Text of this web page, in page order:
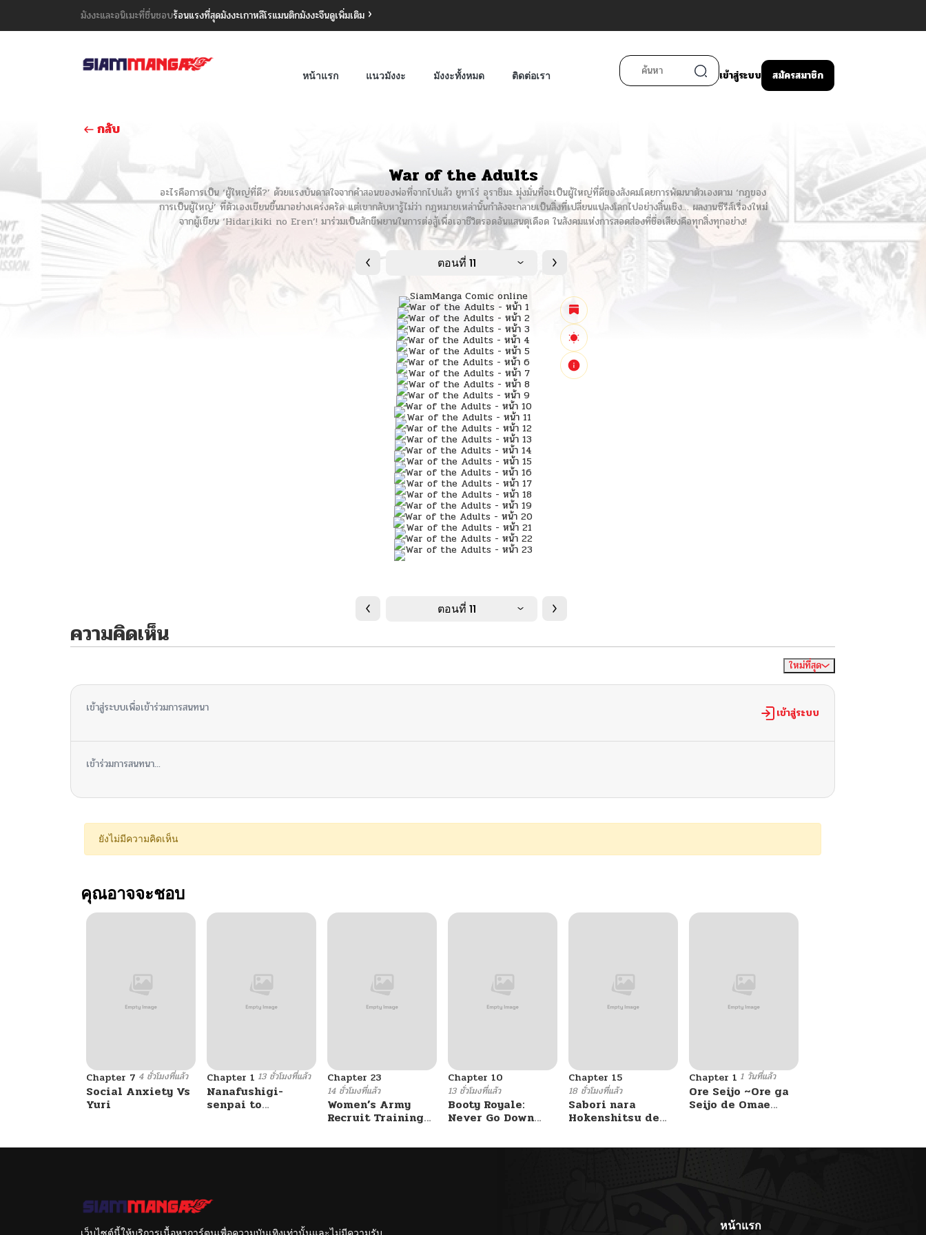
มังงะและอนิเมะที่ชื่นชอบร้อนแรงที่สุดมังงะเกาหลีโรแมนติกมังงะจีนดูเพิ่มเติม
หน้าแรก แนวมังงะ มังงะทั้งหมด ติดต่อเรา เข้าสู่ระบบ สมัครสมาชิก
กลับ
War of the Adults
อะไรคือการเป็น ‘ผู้ใหญ่ที่ดี?’ ด้วยแรงบันดาลใจจากคำสอนของพ่อที่จากไปแล้ว ยูทาโร่ อุราชิมะ มุ่งมั่นที่จะเป็นผู้ใหญ่ที่ดีของสังคมโดยการพัฒนาตัวเองตาม ‘กฎของ
การเป็นผู้ใหญ่’ ที่ตัวเองเขียนขึ้นมาอย่างเคร่งครัด แต่เขากลับหารู้ไม่ว่า กฎหมายเหล่านั้นกำลังจะกลายเป็นสิ่งที่เปลี่ยนแปลงโลกไปอย่างสิ้นเชิง… ผลงานซีรีส์เรื่องใหม่
จากผู้เขียน ‘Hidarikiki no Eren’! มาร่วมเป็นสักขีพยานในการต่อสู้เพื่อเอาชีวิตรอดอันแสนดุเดือด ในสังคมแห่งการสอดส่องที่ชื่อเสียงคือทุกสิ่งทุกอย่าง!
ตอนที่ 11
ตอนที่ 11
ความคิดเห็น
ใหม่ที่สุด
เข้าสู่ระบบเพื่อเข้าร่วมการสนทนา เข้าสู่ระบบ
เข้าร่วมการสนทนา...
ยังไม่มีความคิดเห็น
คุณอาจจะชอบ
Chapter 7 4 ชั่วโมงที่แล้ว
Social Anxiety Vs
Yuri
Chapter 1 13 ชั่วโมงที่แล้ว
Nanafushigi-
senpai to
Chapter 23
14 ชั่วโมงที่แล้ว
Women’s Army
Recruit Training
Chapter 10
13 ชั่วโมงที่แล้ว
Booty Royale:
Never Go Down
Chapter 15
18 ชั่วโมงที่แล้ว
Sabori nara
Hokenshitsu de
Chapter 1 1 วันที่แล้ว
Ore Seijo ~Ore ga
Seijo de Omae
Otome Game
หน้าแรก